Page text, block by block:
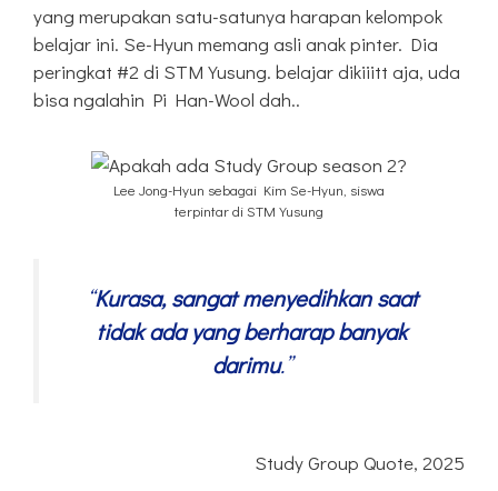
yang merupakan satu-satunya harapan kelompok
belajar ini. Se-Hyun memang asli anak pinter. Dia
peringkat #2 di STM Yusung. belajar dikiiitt aja, uda
bisa ngalahin Pi Han-Wool dah..
Lee Jong-Hyun sebagai Kim Se-Hyun, siswa
terpintar di STM Yusung
“Kurasa, sangat menyedihkan saat
tidak ada yang berharap banyak
darimu.”
Study Group Quote, 2025